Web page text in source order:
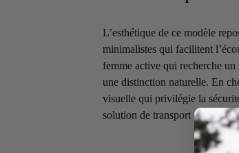
L’esthétique de ce modèle
minimalistes qui facilitent
femme active qui recherche
une distinction naturelle. En
visuelle qui privilégie la
solution de transport qui